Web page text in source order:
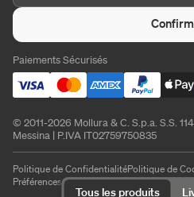
Tous les produits
Paiements Sécurisés
© 2011-2026 Mollura & C. S.p.a. S.S.
Messina | P.IVA IT02759750835
Politique de ConfidentialitéPolitique de
Préférences de cookies